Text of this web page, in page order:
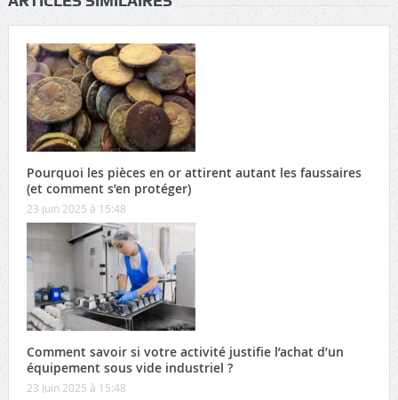
Pourquoi les pièces en or attirent autant les faussaires
(et comment s’en protéger)
23 juin 2025 à 15:48
Comment savoir si votre activité justifie l’achat d’un
équipement sous vide industriel ?
23 juin 2025 à 15:48